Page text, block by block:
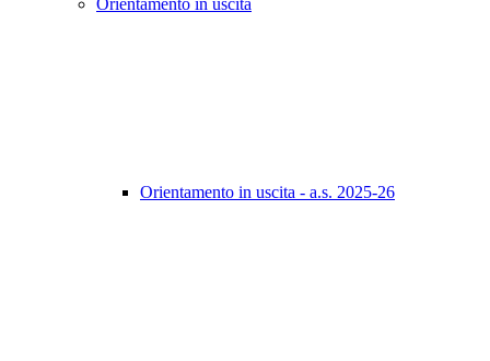
Orientamento in uscita
Orientamento in uscita - a.s. 2025-26